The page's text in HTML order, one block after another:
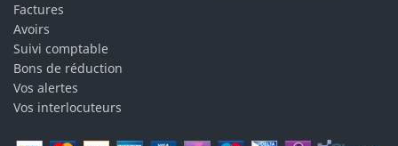
Factures
Avoirs
Suivi comptable
Bons de réduction
Vos alertes
Vos interlocuteurs